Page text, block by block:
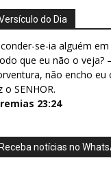
do Dia
se-ia alguém
que eu não o veja?
não encho
o SENHOR.
23:24
Receba notícias no